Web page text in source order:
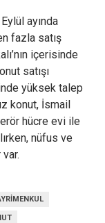
ayında
fazla satış
içerisinde
satışı
yüksek talep
konut, İsmail
hücre evi ile
nüfus ve